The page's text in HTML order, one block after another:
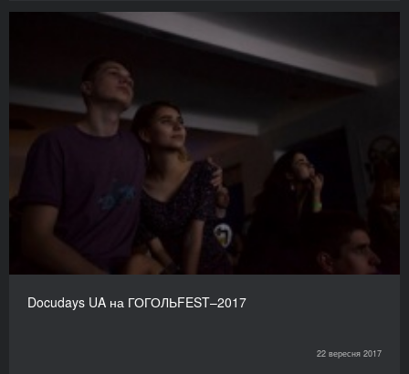
Docudays UA на ГОГОЛЬFEST–2017
22 вересня 2017